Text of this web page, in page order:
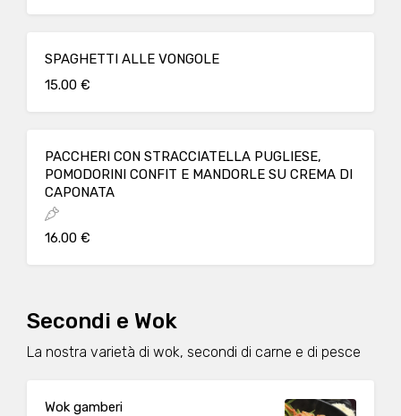
SPAGHETTI ALLE VONGOLE
15.00 €
PACCHERI CON STRACCIATELLA PUGLIESE,
POMODORINI CONFIT E MANDORLE SU CREMA DI
CAPONATA
16.00 €
Secondi e Wok
La nostra varietà di wok, secondi di carne e di pesce
Wok gamberi